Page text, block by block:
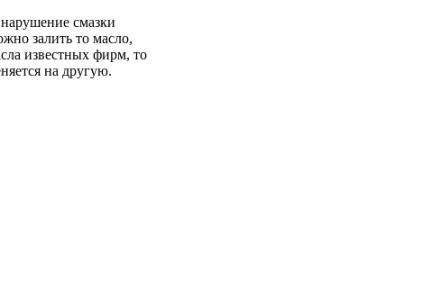
смазки
залить то масло,
известных фирм, то
на другую.